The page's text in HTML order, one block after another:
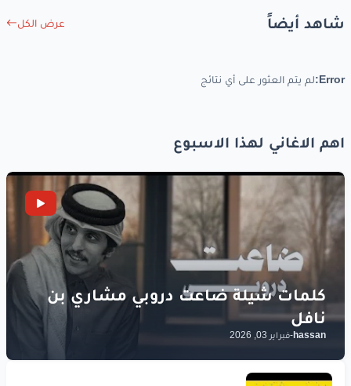
شاهد أيضاً عرض الكل
Error: لم يتم العثور على أي نتائج
اهم الاغاني لهذا الاسبوع
hassan
-فبراير 03, 2026